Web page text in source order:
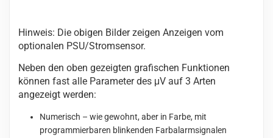
Hinweis: Die obigen Bilder zeigen Anzeigen vom
optionalen PSU/Stromsensor.
Neben den oben gezeigten grafischen Funktionen
können fast alle Parameter des μV auf 3 Arten
angezeigt werden:
Numerisch – wie gewohnt, aber in Farbe, mit
programmierbaren blinkenden Farbalarmsignalen